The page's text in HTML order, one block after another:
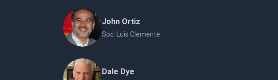
John Ortiz
Spc. Luis Clemente
Dale Dye